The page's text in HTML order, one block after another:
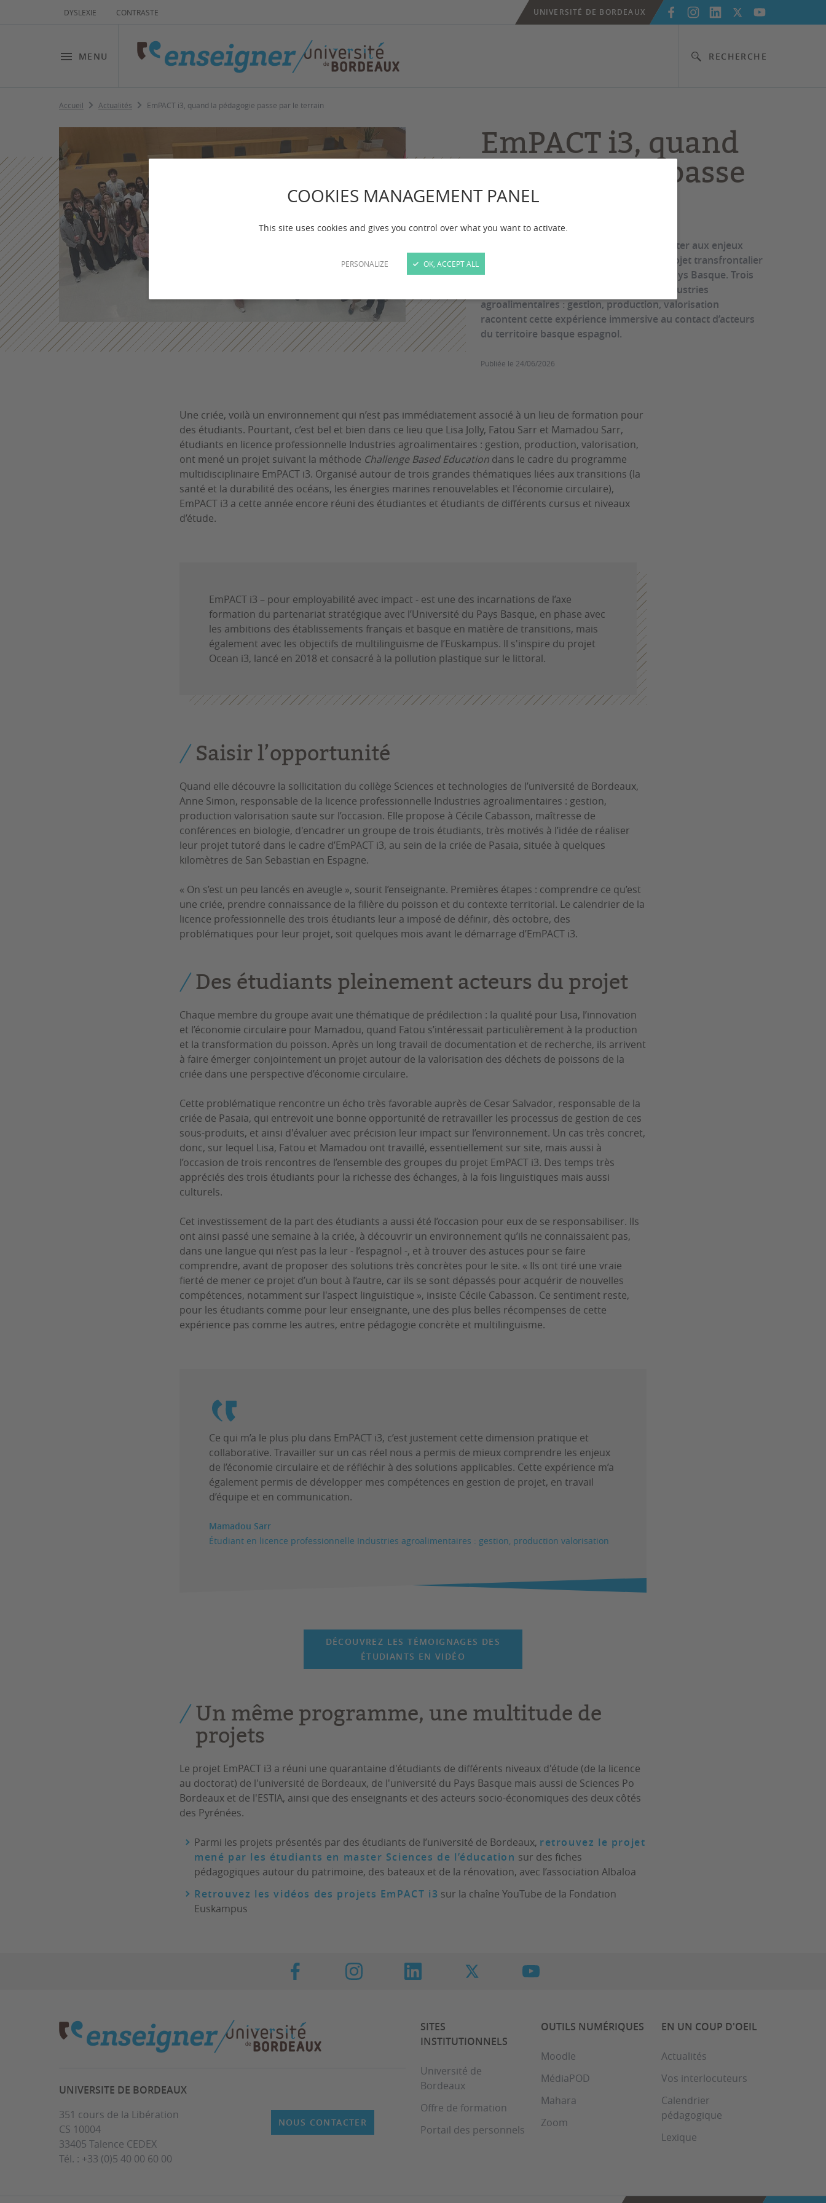
COOKIES MANAGEMENT PANEL
This site uses cookies and gives you control over what you want to activate.
PERSONALIZE OK, ACCEPT ALL
DYSLEXIE CONTRASTE
MENU RECHERCHE
UNIVERSITÉ DE BORDEAUX
Accueil Actualités EmPACT i3, quand la pédagogie passe par le terrain
EmPACT i3, quand
la pédagogie passe
par le terrain
Sortir de la salle de cours pour se confronter aux enjeux
concrets du terrain : c’est l’ambition du projet transfrontalier
EmPACT i3, conduit avec l’Université du Pays Basque. Trois
étudiants de la licence professionnelle Industries
agroalimentaires : gestion, production, valorisation
racontent cette expérience immersive au contact d’acteurs
du territoire basque espagnol.
Publiée le 24/06/2026
Une criée, voilà un environnement qui n’est pas immédiatement associé à un lieu de formation pour
des étudiants. Pourtant, c’est bel et bien dans ce lieu que Lisa Jolly, Fatou Sarr et Mamadou Sarr,
étudiants en licence professionnelle Industries agroalimentaires : gestion, production, valorisation,
ont mené un projet suivant la méthode Challenge Based Education dans le cadre du programme
multidisciplinaire EmPACT i3. Organisé autour de trois grandes thématiques liées aux transitions (la
santé et la durabilité des océans, les énergies marines renouvelables et l'économie circulaire),
EmPACT i3 a cette année encore réuni des étudiantes et étudiants de différents cursus et niveaux
d’étude.
EmPACT i3 – pour employabilité avec impact - est une des incarnations de l’axe
formation du partenariat stratégique avec l’Université du Pays Basque, en phase avec
les ambitions des établissements français et basque en matière de transitions, mais
également avec les objectifs de multilinguisme de l’Euskampus. Il s'inspire du projet
Ocean i3, lancé en 2018 et consacré à la pollution plastique sur le littoral.
Saisir l’opportunité
Quand elle découvre la sollicitation du collège Sciences et technologies de l’université de Bordeaux,
Anne Simon, responsable de la licence professionnelle Industries agroalimentaires : gestion,
production valorisation saute sur l’occasion. Elle propose à Cécile Cabasson, maîtresse de
conférences en biologie, d'encadrer un groupe de trois étudiants, très motivés à l’idée de réaliser
leur projet tutoré dans le cadre d’EmPACT i3, au sein de la criée de Pasaia, située à quelques
kilomètres de San Sebastian en Espagne.
« On s’est un peu lancés en aveugle », sourit l’enseignante. Premières étapes : comprendre ce qu’est
une criée, prendre connaissance de la filière du poisson et du contexte territorial. Le calendrier de la
licence professionnelle des trois étudiants leur a imposé de définir, dès octobre, des
problématiques pour leur projet, soit quelques mois avant le démarrage d’EmPACT i3.
Des étudiants pleinement acteurs du projet
Chaque membre du groupe avait une thématique de prédilection : la qualité pour Lisa, l’innovation
et l’économie circulaire pour Mamadou, quand Fatou s’intéressait particulièrement à la production
et la transformation du poisson. Après un long travail de documentation et de recherche, ils arrivent
à faire émerger conjointement un projet autour de la valorisation des déchets de poissons de la
criée dans une perspective d’économie circulaire.
Cette problématique rencontre un écho très favorable auprès de Cesar Salvador, responsable de la
criée de Pasaia, qui entrevoit une bonne opportunité de retravailler les processus de gestion de ces
sous-produits, et ainsi d'évaluer avec précision leur impact sur l’environnement. Un cas très concret,
donc, sur lequel Lisa, Fatou et Mamadou ont travaillé, essentiellement sur site, mais aussi à
l’occasion de trois rencontres de l’ensemble des groupes du projet EmPACT i3. Des temps très
appréciés des trois étudiants pour la richesse des échanges, à la fois linguistiques mais aussi
culturels.
Cet investissement de la part des étudiants a aussi été l’occasion pour eux de se responsabiliser. Ils
ont ainsi passé une semaine à la criée, à découvrir un environnement qu’ils ne connaissaient pas,
dans une langue qui n’est pas la leur - l’espagnol -, et à trouver des astuces pour se faire
comprendre, avant de proposer des solutions très concrètes pour le site. « Ils ont tiré une vraie
fierté de mener ce projet d’un bout à l’autre, car ils se sont dépassés pour acquérir de nouvelles
compétences, notamment sur l'aspect linguistique », insiste Cécile Cabasson. Ce sentiment reste,
pour les étudiants comme pour leur enseignante, une des plus belles récompenses de cette
expérience pas comme les autres, entre pédagogie concrète et multilinguisme.
Ce qui m’a le plus plu dans EmPACT i3, c’est justement cette dimension pratique et
collaborative. Travailler sur un cas réel nous a permis de mieux comprendre les enjeux
de l’économie circulaire et de réfléchir à des solutions applicables. Cette expérience m’a
également permis de développer mes compétences en gestion de projet, en travail
d’équipe et en communication.
Mamadou Sarr
Étudiant en licence professionnelle Industries agroalimentaires : gestion, production valorisation
DÉCOUVREZ LES TÉMOIGNAGES DES
ÉTUDIANTS EN VIDÉO
Un même programme, une multitude de
projets
Le projet EmPACT i3 a réuni une quarantaine d'étudiants de différents niveaux d'étude (de la licence
au doctorat) de l'université de Bordeaux, de l'université du Pays Basque mais aussi de Sciences Po
Bordeaux et de l'ESTIA, ainsi que des enseignants et des acteurs socio-économiques des deux côtés
des Pyrénées.
Parmi les projets présentés par des étudiants de l’université de Bordeaux, retrouvez le projet
mené par les étudiants en master Sciences de l’éducation sur des fiches
pédagogiques autour du patrimoine, des bateaux et de la rénovation, avec l’association Albaloa
Retrouvez les vidéos des projets EmPACT i3 sur la chaîne YouTube de la Fondation
Euskampus
UNIVERSITE DE BORDEAUX
351 cours de la Libération
CS 10004
33405 Talence CEDEX
Tél. : +33 (0)5 40 00 60 00
NOUS CONTACTER
SITES
INSTITUTIONNELS
Université de
Bordeaux
Offre de formation
Portail des personnels
OUTILS NUMÉRIQUES
Moodle
MédiaPOD
Mahara
Zoom
EN UN COUP D'OEIL
Actualités
Vos interlocuteurs
Calendrier
pédagogique
Lexique